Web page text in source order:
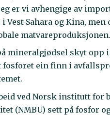
er vi avhengige av
Sahara og Kina, men
matvareproduksjonen.
mineralgjødsel skyt opp i
fosforet ein finn i
ved Norsk institutt for
(NMBU) sett på fosfor